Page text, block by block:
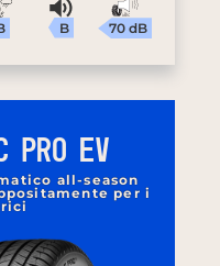
B 70 dB
PRO EV
all-season
per i